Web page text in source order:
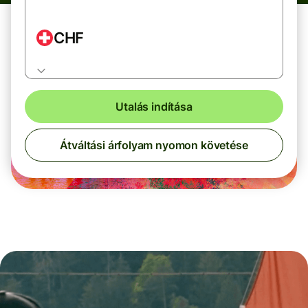
CHF
Utalás indítása
Átváltási árfolyam nyomon követése